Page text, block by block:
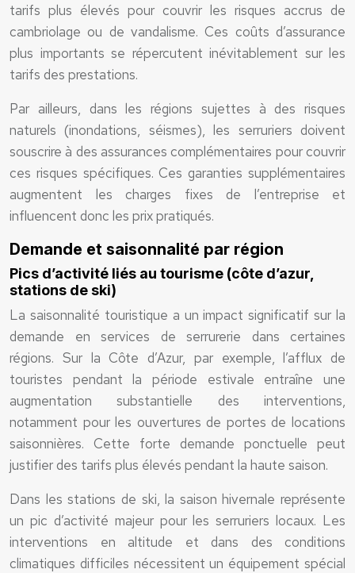
tarifs plus élevés pour couvrir les risques accrus de
cambriolage ou de vandalisme. Ces coûts d’assurance
plus importants se répercutent inévitablement sur les
tarifs des prestations.
Par ailleurs, dans les régions sujettes à des risques
naturels (inondations, séismes), les serruriers doivent
souscrire à des assurances complémentaires pour couvrir
ces risques spécifiques. Ces garanties supplémentaires
augmentent les charges fixes de l’entreprise et
influencent donc les prix pratiqués.
Demande et saisonnalité par région
Pics d’activité liés au tourisme (côte d’azur,
stations de ski)
La saisonnalité touristique a un impact significatif sur la
demande en services de serrurerie dans certaines
régions. Sur la Côte d’Azur, par exemple, l’afflux de
touristes pendant la période estivale entraîne une
augmentation substantielle des interventions,
notamment pour les ouvertures de portes de locations
saisonnières. Cette forte demande ponctuelle peut
justifier des tarifs plus élevés pendant la haute saison.
Dans les stations de ski, la saison hivernale représente
un pic d’activité majeur pour les serruriers locaux. Les
interventions en altitude et dans des conditions
climatiques difficiles nécessitent un équipement spécial